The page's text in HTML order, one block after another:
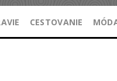
CESTOVANIE